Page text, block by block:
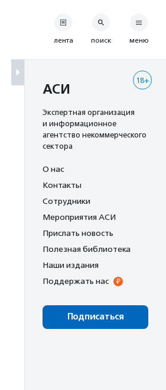
лента поиск меню
18+
АСИ
Экспертная организация
и информационное
агентство некоммерческого
сектора
О нас
Контакты
Сотрудники
Мероприятия АСИ
Прислать новость
Полезная библиотека
Наши издания
Поддержать нас
Подписаться